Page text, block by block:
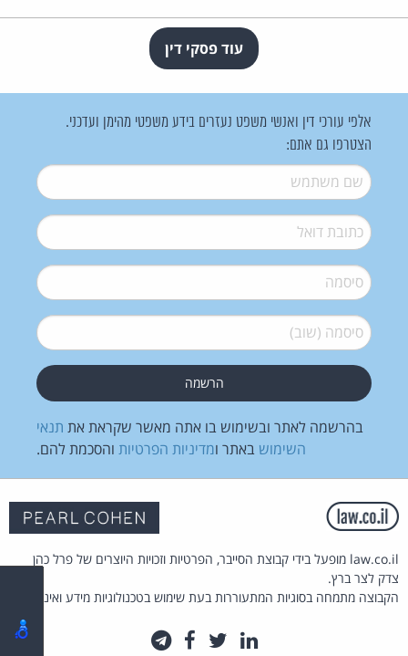
עוד פסקי דין
אלפי עורכי דין ואנשי משפט נעזרים בידע משפטי מהימן ועדכני.
הצטרפו גם אתם:
שם משתמש*
דואל*
סיסמה*
סיסמה (שוב)*
בהרשמה לאתר ובשימוש בו אתה מאשר שקראת את תנאי
השימוש באתר ומדיניות הפרטיות והסכמת להם.
law.co.il מופעל בידי קבוצת הסייבר, הפרטיות וזכויות היוצרים של פרל כהן
צדק לצר ברץ.
הקבוצה מתמחה בסוגיות המתעוררות בעת שימוש בטכנולוגיות מידע ואינטרנט.
לינקדאין
טוויטרפייסבוק